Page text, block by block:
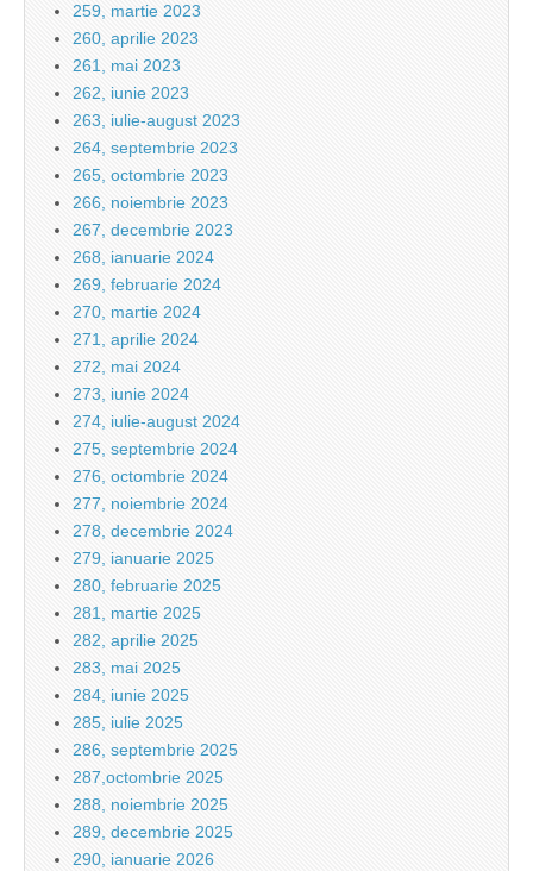
259, martie 2023
260, aprilie 2023
261, mai 2023
262, iunie 2023
263, iulie-august 2023
264, septembrie 2023
265, octombrie 2023
266, noiembrie 2023
267, decembrie 2023
268, ianuarie 2024
269, februarie 2024
270, martie 2024
271, aprilie 2024
272, mai 2024
273, iunie 2024
274, iulie-august 2024
275, septembrie 2024
276, octombrie 2024
277, noiembrie 2024
278, decembrie 2024
279, ianuarie 2025
280, februarie 2025
281, martie 2025
282, aprilie 2025
283, mai 2025
284, iunie 2025
285, iulie 2025
286, septembrie 2025
287,octombrie 2025
288, noiembrie 2025
289, decembrie 2025
290, ianuarie 2026